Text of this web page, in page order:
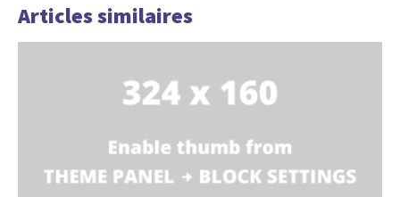
Articles similaires